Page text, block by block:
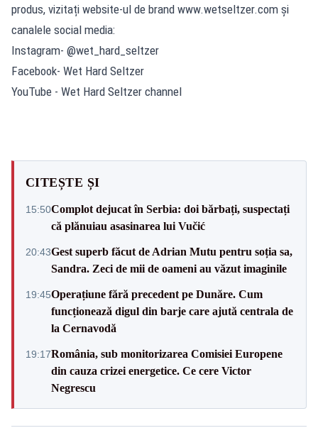
produs, vizitați website-ul de brand www.wetseltzer.com și
canalele social media:
Instagram- @wet_hard_seltzer
Facebook- Wet Hard Seltzer
YouTube - Wet Hard Seltzer channel
CITEȘTE ȘI
15:50Complot dejucat în Serbia: doi bărbați, suspectați
că plănuiau asasinarea lui Vučić
20:43Gest superb făcut de Adrian Mutu pentru soția sa,
Sandra. Zeci de mii de oameni au văzut imaginile
19:45Operațiune fără precedent pe Dunăre. Cum
funcționează digul din barje care ajută centrala de
la Cernavodă
19:17România, sub monitorizarea Comisiei Europene
din cauza crizei energetice. Ce cere Victor
Negrescu